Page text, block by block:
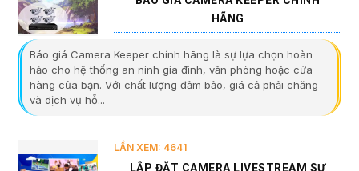
HÃNG
Báo giá Camera Keeper chính hãng là sự lựa chọn hoàn
hảo cho hệ thống an ninh gia đình, văn phòng hoặc cửa
hàng của bạn. Với chất lượng đảm bảo, giá cả phải chăng
và dịch vụ hỗ...
LẦN XEM: 4641
LẮP ĐẶT CAMERA LIVESTREAM SỰ